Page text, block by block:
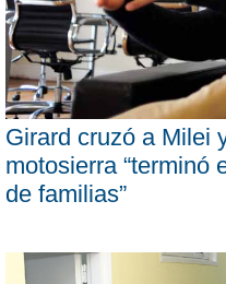
Girard cruzó a Milei
motosierra “terminó
de familias”